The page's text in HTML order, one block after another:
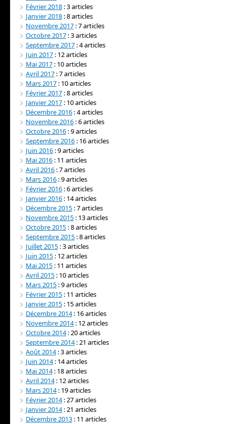
Février 2018 : 3 articles
Janvier 2018 : 8 articles
Novembre 2017 : 7 articles
Octobre 2017 : 3 articles
Septembre 2017 : 4 articles
Juin 2017 : 12 articles
Mai 2017 : 10 articles
Avril 2017 : 7 articles
Mars 2017 : 10 articles
Février 2017 : 8 articles
Janvier 2017 : 10 articles
Décembre 2016 : 4 articles
Novembre 2016 : 6 articles
Octobre 2016 : 9 articles
Septembre 2016 : 16 articles
Juin 2016 : 9 articles
Mai 2016 : 11 articles
Avril 2016 : 7 articles
Mars 2016 : 9 articles
Février 2016 : 6 articles
Janvier 2016 : 14 articles
Décembre 2015 : 7 articles
Novembre 2015 : 13 articles
Octobre 2015 : 8 articles
Septembre 2015 : 8 articles
Juillet 2015 : 3 articles
Juin 2015 : 12 articles
Mai 2015 : 11 articles
Avril 2015 : 10 articles
Mars 2015 : 9 articles
Février 2015 : 11 articles
Janvier 2015 : 15 articles
Décembre 2014: 16 articles
Novembre 2014: 12 articles
Octobre 2014: 20 articles
Septembre 2014: 21 articles
Août 2014: 3 articles
Juin 2014: 14 articles
Mai 2014: 18 articles
Avril 2014: 12 articles
Mars 2014: 19 articles
Février 2014: 27 articles
Janvier 2014: 21 articles
Décembre 2013 : 11 articles